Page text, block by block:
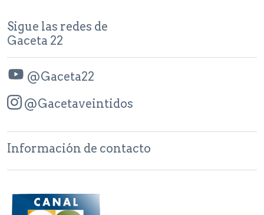
Sigue las redes de
Gaceta 22
@Gaceta22
@Gacetaveintidos
Información de contacto